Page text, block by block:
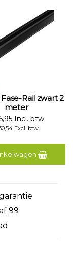
Rail zwart 2
meter
Incl. btw
Excl. btw
99